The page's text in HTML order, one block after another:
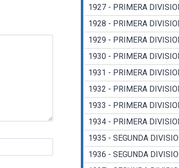
1927 - PRIMERA
1928 - PRIMERA
1929 - PRIMERA
1930 - PRIMERA
1931 - PRIMERA
1932 - PRIMERA
1933 - PRIMERA
1934 - PRIMERA
1935 - SEGUNDA
1936 - SEGUNDA